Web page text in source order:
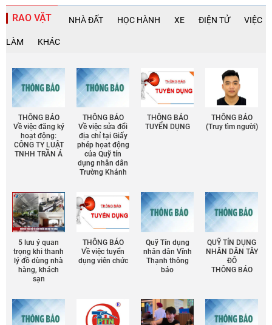
RAO VẶT NHÀ ĐẤT HỌC HÀNH XE ĐIỆN TỬ VIỆC
LÀM KHÁC
THÔNG BÁO
Về việc đăng ký
hoạt động:
CÔNG TY LUẬT
TNHH TRẦN Á
THÔNG BÁO
Về việc sửa đổi
địa chỉ tại Giấy
phép họat động
của Quỹ tín
dụng nhân dân
Trường Khánh
THÔNG BÁO
TUYỂN DỤNG
THÔNG BÁO
(Truy tìm người)
5 lưu ý quan
trọng khi thanh
lý đồ dùng nhà
hàng, khách
sạn
THÔNG BÁO
Về việc tuyển
dụng viên chức
Quỹ Tín dụng
nhân dân Vĩnh
Thạnh thông
báo
QUỸ TÍN DỤNG
NHÂN DÂN TÂY
ĐÔ
THÔNG BÁO